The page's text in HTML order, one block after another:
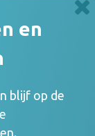
en
blijf op de